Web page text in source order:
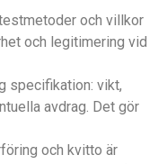
och villkor
och legitimering vid
specifikation: vikt,
avdrag. Det gör
och kvitto är